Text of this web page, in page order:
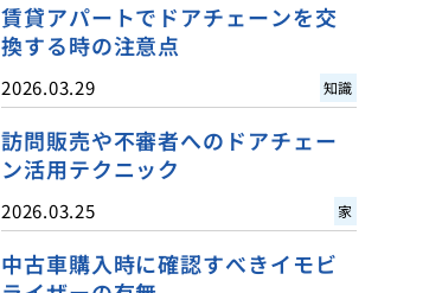
賃貸アパートでドアチェーンを交
換する時の注意点
2026.03.29 知識
訪問販売や不審者へのドアチェー
ン活用テクニック
2026.03.25 家
中古車購入時に確認すべきイモビ